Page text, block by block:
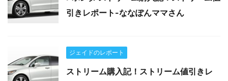
引きレポート-ななぽんママさん
ジェイドのレポート
ストリーム購入記！ストリーム値引きレ